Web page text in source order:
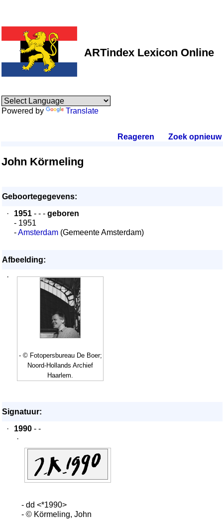
ARTindex Lexicon Online
Powered by Translate
Reageren Zoek opnieuw.
John Körmeling
Geboortegegevens:
·
1951 - - - geboren
- 1951
-Amsterdam (Gemeente Amsterdam)
Afbeelding:
·
- © Fotopersbureau De Boer;
Noord-Hollands Archief
Haarlem.
Signatuur:
·
1990 - -
·
- dd <*1990>
- © Körmeling, John